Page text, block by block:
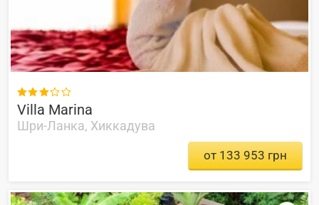

Villa Marina
Шри-Ланка, Хиккадува
от 133 953 грн